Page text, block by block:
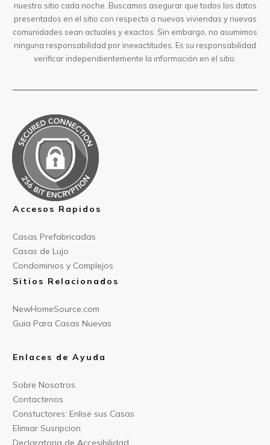
nuestro sitio cada noche. Buscamos asegurar que todos los datos
presentados en el sitio con respecto a nuevas viviendas y nuevas
comunidades sean actuales y exactos. Sin embargo, no asumimos
ninguna responsabilidad por inexactitudes. Es su responsabilidad
verificar independientemente la información en el sitio.
Accesos Rapidos
Casas Prefabricadas
Casas de Lujo
Condominios y Complejos
Sitios Relacionados
NewHomeSource.com
Guia Para Casas Nuevas
Enlaces de Ayuda
Sobre Nosotros
Contactenos
Constuctores: Enlise sus Casas
Elimiar Susripcion
Declaratoria de Accesibilidad